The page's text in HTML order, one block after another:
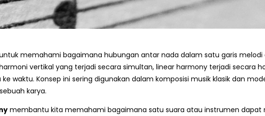
memahami bagaimana hubungan antar nada dalam satu garis
vertikal yang terjadi secara simultan, linear harmony terjadi secara
waktu. Konsep ini sering digunakan dalam komposisi musik klasik dan
karya.
membantu kita memahami bagaimana satu suara atau instrumen dapat